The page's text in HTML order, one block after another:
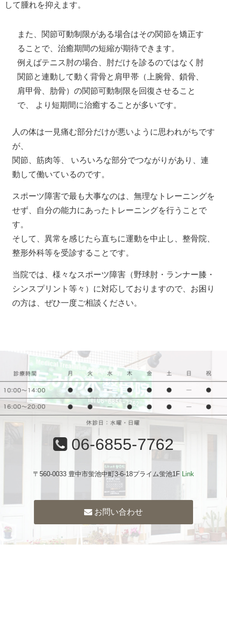
して腫れを抑えます。
また、関節可動制限がある場合はその関節を矯正す
ることで、治癒期間の短縮が期待できます。
例えばテニス肘の場合、肘だけを診るのではなく肘
関節と連動して動く背骨と肩甲帯（上腕骨、鎖骨、
肩甲骨、肋骨）の関節可動制限を回復させること
で、 より短期間に治癒することが多いです。
人の体は一見痛む部分だけが悪いように思われがちです
が、
関節、筋肉等、 いろいろな部分でつながりがあり、連
動して働いているのです。
スポーツ障害で最も大事なのは、無理なトレーニングを
せず、自分の能力にあったトレーニングを行うことで
す。
そして、異常を感じたら直ちに運動を中止し、整骨院、
整形外科等を受診することです。
当院では、様々なスポーツ障害（野球肘・ランナー膝・
シンスプリント等々）に対応しておりますので、お困り
の方は、ぜひ一度ご相談ください。
06-6855-7762
〒560-0033 豊中市蛍池中町3-6-18プライム蛍池1F Link
お問い合わせ